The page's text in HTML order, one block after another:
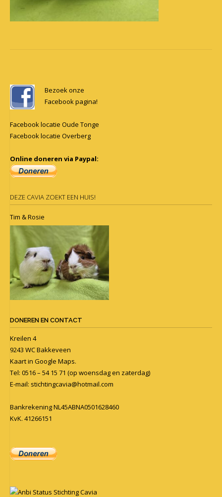
navigation
Bezoek onze
Facebook pagina!
Facebook locatie Oude Tonge
Facebook locatie Overberg
Online doneren via Paypal:
DEZE CAVIA ZOEKT EEN HUIS!
Tim & Rosie
DONEREN EN CONTACT
Kreilen 4
9243 WC Bakkeveen
Kaart in Google Maps.
Tel: 0516 – 54 15 71 (op woensdag en zaterdag)
E-mail: stichtingcavia@hotmail.com
Bankrekening NL45ABNA0501628460
KvK. 41266151
Anbi Status Stichting Cavia